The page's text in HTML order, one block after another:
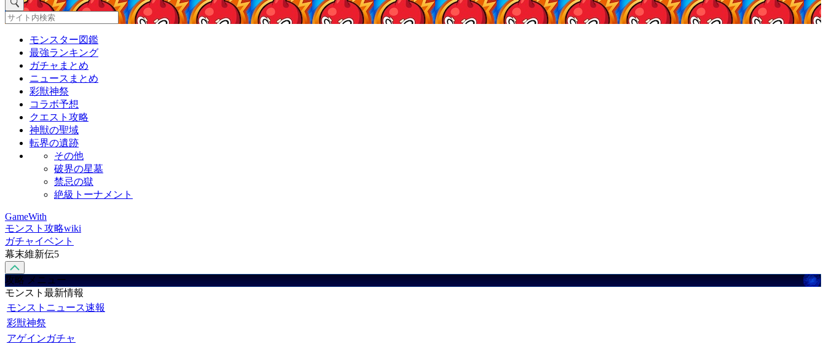
モンスター図鑑
最強ランキング
ガチャまとめ
ニュースまとめ
彩獣神祭
コラボ予想
クエスト攻略
神獣の聖域
転界の遺跡
その他
破界の星墓
禁忌の獄
絶級トーナメント
GameWith
モンスト攻略wiki
ガチャイベント
幕末維新伝5
攻略 メニュー
モンスト最新情報
モンストニュース速報
彩獣神祭
アゲインガチャ